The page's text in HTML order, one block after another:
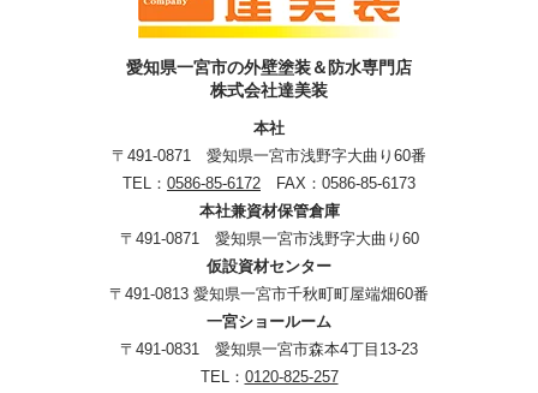
愛知県一宮市の外壁塗装＆防水専門店
株式会社達美装
本社
〒491-0871 愛知県一宮市浅野字大曲り60番
TEL： 0586-85-6172 FAX：0586-85-6173
本社兼資材保管倉庫
〒491-0871 愛知県一宮市浅野字大曲り60
仮設資材センター
〒491-0813 愛知県一宮市千秋町町屋端畑60番
一宮ショールーム
〒491-0831 愛知県一宮市森本4丁目13-23
TEL： 0120-825-257